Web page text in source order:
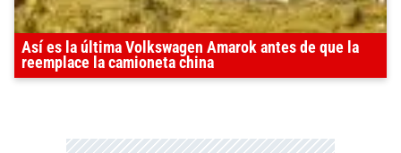
Así es la última Volkswagen Amarok antes de que la
reemplace la camioneta china